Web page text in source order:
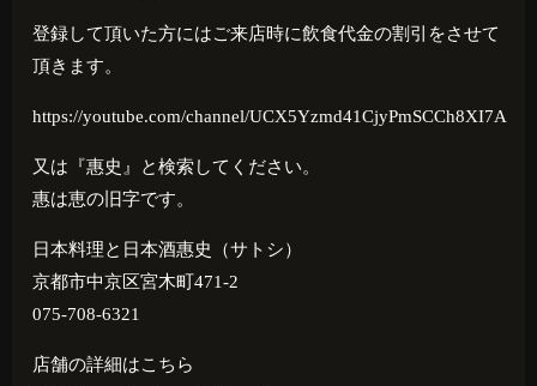
登録して頂いた方にはご来店時に飲食代金の割引をさせて
頂きます。
https://youtube.com/channel/UCX5Yzmd41CjyPmSCCh8XI7A
又は『惠史』と検索してください。
惠は恵の旧字です。
日本料理と日本酒惠史（サトシ）
京都市中京区宮木町471-2
075-708-6321
店舗の詳細はこちら